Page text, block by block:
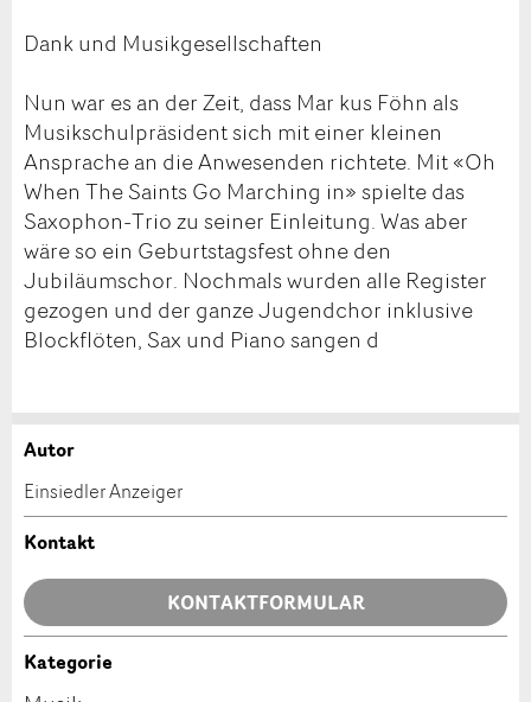
Dank und Musikgesellschaften
Nun war es an der Zeit, dass Mar kus Föhn als
Musikschulpräsident sich mit einer kleinen
Ansprache an die Anwesenden richtete. Mit «Oh
When The Saints Go Marching in» spielte das
Saxophon-Trio zu seiner Einleitung. Was aber
wäre so ein Geburtstagsfest ohne den
Jubiläumschor. Nochmals wurden alle Register
gezogen und der ganze Jugendchor inklusive
Blockflöten, Sax und Piano sangen d
Anzeige beanstanden
Ihr Feedback wird sehr geschätzt!
Allgemeines Feedback
Anzeige nicht mehr gültig
Anzeige unvollständig
Anzeige weiterempfehlen
Empfehlen Sie diese Anzeige an Freunde weiter.
Autor
Einsiedler Anzeiger
Kontakt
KONTAKTFORMULAR
Kategorie